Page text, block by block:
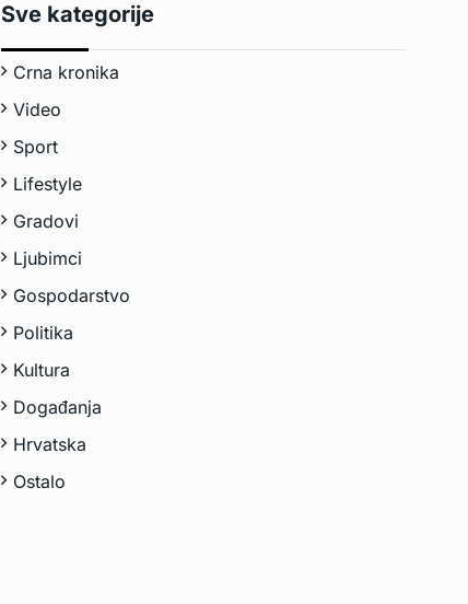
Sve kategorije
Crna kronika
Video
Sport
Lifestyle
Gradovi
Ljubimci
Gospodarstvo
Politika
Kultura
Događanja
Hrvatska
Ostalo